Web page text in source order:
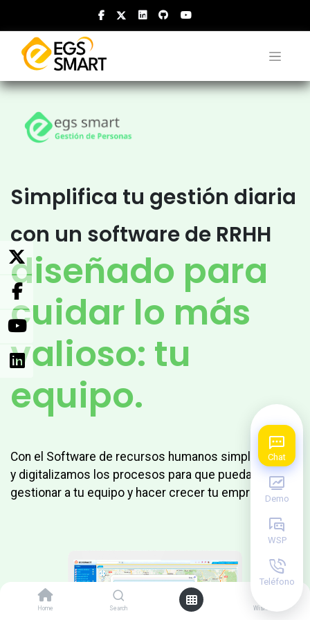
Home Search Wishlist
Simplifica tu gestión diaria
con un software de RRHH
diseñado para
cuidar lo más
valioso: tu
equipo.
Con el Software de recursos humanos simplificamos
y digitalizamos los procesos para que puedas
gestionar a tu equipo y hacer crecer tu empresa.
Chat
Demo
WSP
Teléfono